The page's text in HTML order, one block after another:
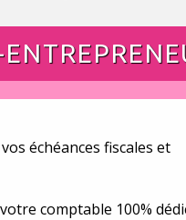
échéances fiscales et
comptable 100%